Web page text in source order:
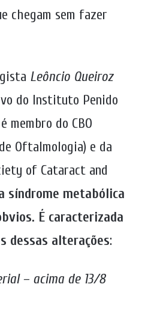
chegam sem fazer
Leôncio Queiroz
do Instituto Penido
membro do CBO
Oftalmologia) e da
of Cataract and
síndrome metabólica
É caracterizada
dessas alterações:
– acima de 13/8